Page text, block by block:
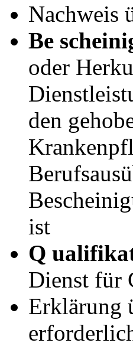
Nachweis
Be
oder
den
ist
Q
Dienst für
Erklärung